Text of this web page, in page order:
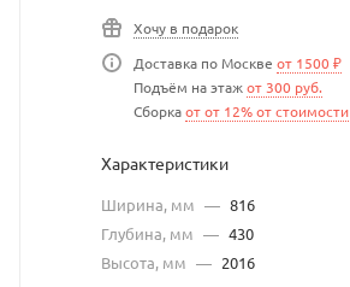
Хочу в подарок
Доставка по Москве от 1500 ₽
Подъём на этажот 300 руб.
Сборкаот от 12% от стоимости
Характеристики
Ширина, мм — 816
Глубина, мм — 430
Высота, мм — 2016